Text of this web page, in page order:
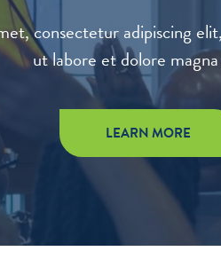
consectetur adipiscing
ut labore et dolore
LEARN MORE